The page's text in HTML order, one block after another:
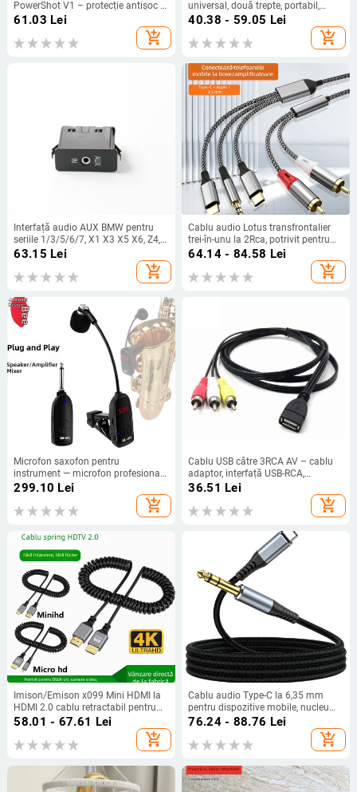
PowerShot V1 – protecție antișoc și
uzură
61.03 Lei
add_shopping_cart
universal, două trepte, portabil,
răcire rapidă
40.38 - 59.05 Lei
add_shopping_cart
Interfață audio AUX BMW pentru
seriile 1/3/5/6/7, X1 X3 X5 X6, Z4,
E81/E87/E90 — Autojierui; nucleu
63.15 Lei
add_shopping_cart
Cablu audio Lotus transfrontalier
trei-în-unu la 2Rca, potrivit pentru
amplificator audio Apple de tip C de
64.14 - 84.58 Lei
add_shopping_cart
Microfon saxofon pentru
instrument — microfon profesional
de înregistrare, direcție tip pistol,
100 Hz–20 kHz, SNR ≥70 dB,
baterie încorporată 300–500 mAh,
299.10 Lei
add_shopping_cart
Cablu USB către 3RCA AV – cablu
adaptor, interfață USB-RCA,
conductor de cupru, turnare prin
36.51 Lei
add_shopping_cart
Imison/Emison x099 Mini HDMI la
HDMI 2.0 cablu retractabil pentru
camera micro SLR, cupru fără
oxigen, placare cu aur, lungime 1,5
m, model x099
58.01 - 67.61 Lei
add_shopping_cart
Cablu audio Type-C la 6,35 mm
pentru dispozitive mobile, nucleu
din cupru pur, conductor din cupru
desoxidat, ROSH certificat, 100 g
76.24 - 88.76 Lei
add_shopping_cart